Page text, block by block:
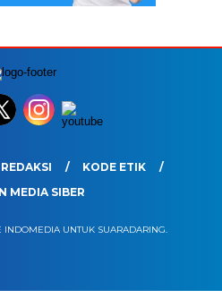
REDAKSI
KODE ETIK
MEDIA SIBER
INDOMEDIA UNTUK SUARADARING.